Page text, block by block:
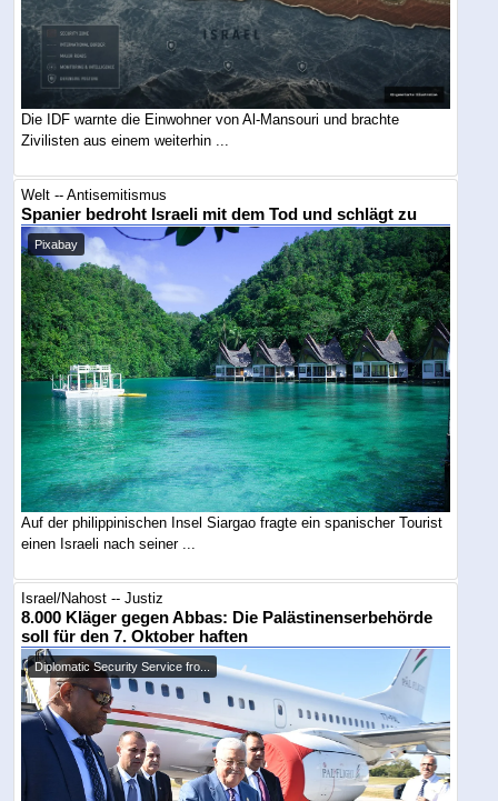
Die IDF warnte die Einwohner von Al-Mansouri und brachte
Zivilisten aus einem weiterhin ...
Welt -- Antisemitismus
Spanier bedroht Israeli mit dem Tod und schlägt zu
Pixabay
Auf der philippinischen Insel Siargao fragte ein spanischer Tourist
einen Israeli nach seiner ...
Israel/Nahost -- Justiz
8.000 Kläger gegen Abbas: Die Palästinenserbehörde
soll für den 7. Oktober haften
Diplomatic Security Service fro...